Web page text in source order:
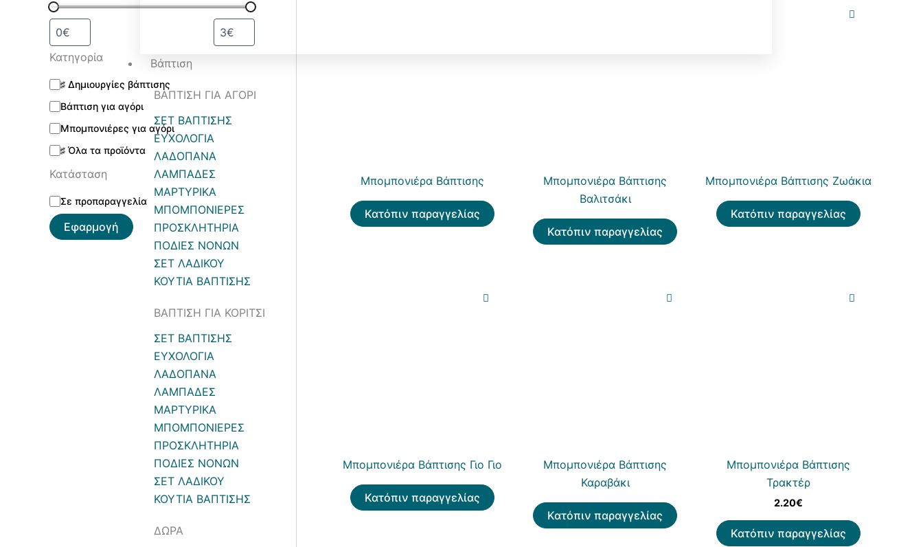
Βάπτιση
ΒΑΠΤΙΣΗ ΓΙΑ ΑΓΟΡΙ
ΣΕΤ ΒΑΠΤΙΣΗΣ
ΕΥΧΟΛΟΓΙΑ
ΛΑΔΟΠΑΝΑ
ΛΑΜΠΑΔΕΣ
ΜΑΡΤΥΡΙΚΑ
ΜΠΟΜΠΟΝΙΕΡΕΣ
ΠΡΟΣΚΛΗΤΗΡΙΑ
ΠΟΔΙΕΣ ΝΟΝΩΝ
ΣΕΤ ΛΑΔΙΚΟΥ
ΚΟΥΤΙΑ ΒΑΠΤΙΣΗΣ
ΒΑΠΤΙΣΗ ΓΙΑ ΚΟΡΙΤΣΙ
ΣΕΤ ΒΑΠΤΙΣΗΣ
ΕΥΧΟΛΟΓΙΑ
ΛΑΔΟΠΑΝΑ
ΛΑΜΠΑΔΕΣ
ΜΑΡΤΥΡΙΚΑ
ΜΠΟΜΠΟΝΙΕΡΕΣ
ΠΡΟΣΚΛΗΤΗΡΙΑ
ΠΟΔΙΕΣ ΝΟΝΩΝ
ΣΕΤ ΛΑΔΙΚΟΥ
ΚΟΥΤΙΑ ΒΑΠΤΙΣΗΣ
ΔΩΡΑ
Κατηγορία
♯ Δημιουργίες βάπτισης
Βάπτιση για αγόρι
Μπομπονιέρες για αγόρι
♯ Όλα τα προϊόντα
Κατάσταση
Σε προπαραγγελία
Εφαρμογή
Μπομπονιέρα Βάπτισης
Κατόπιν παραγγελίας
Μπομπονιέρα Βάπτισης
Βαλιτσάκι
Κατόπιν παραγγελίας
Μπομπονιέρα Βάπτισης Ζωάκια
Κατόπιν παραγγελίας
Μπομπονιέρα Βάπτισης Γιο Γιο
Κατόπιν παραγγελίας
Μπομπονιέρα Βάπτισης
Καραβάκι
Κατόπιν παραγγελίας
Μπομπονιέρα Βάπτισης
Τρακτέρ
2.20€
Κατόπιν παραγγελίας